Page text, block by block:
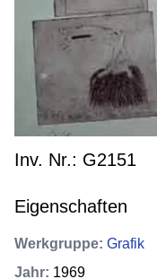
Inv. Nr.: G2151
Eigenschaften
Werkgruppe: Grafik
Jahr: 1969